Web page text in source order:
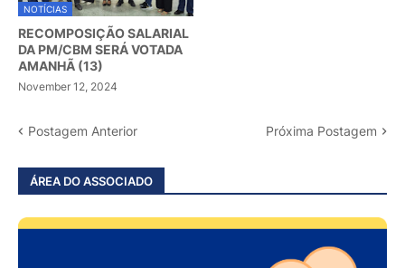
NOTÍCIAS
RECOMPOSIÇÃO SALARIAL
DA PM/CBM SERÁ VOTADA
AMANHÃ (13)
November 12, 2024
Postagem Anterior Próxima Postagem
ÁREA DO ASSOCIADO